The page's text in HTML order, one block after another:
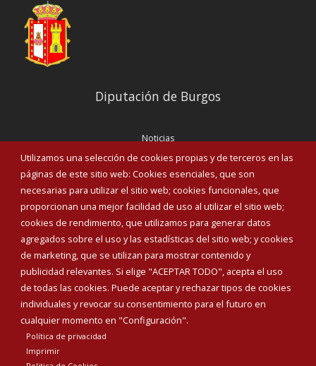
Utilizamos una selección de cookies propias y de terceros en las
páginas de este sitio web: Cookies esenciales, que son
necesarias para utilizar el sitio web; cookies funcionales, que
proporcionan una mejor facilidad de uso al utilizar el sitio web;
cookies de rendimiento, que utilizamos para generar datos
agregados sobre el uso y las estadísticas del sitio web; y cookies
de marketing, que se utilizan para mostrar contenido y
publicidad relevantes. Si elige "ACEPTAR TODO", acepta el uso
de todas las cookies. Puede aceptar y rechazar tipos de cookies
individuales y revocar su consentimiento para el futuro en
cualquier momento en "Configuración".
Política de privacidad
Imprimir
Diputación de Burgos
Noticias
Eventos
Corporación Municipal
Teléfonos de interés
INICIAR SESIÓN
MAPA WEB